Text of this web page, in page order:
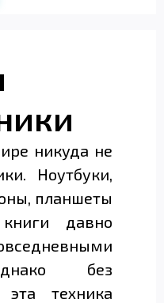
никуда не
Ноутбуки,
планшеты
давно
без
техника